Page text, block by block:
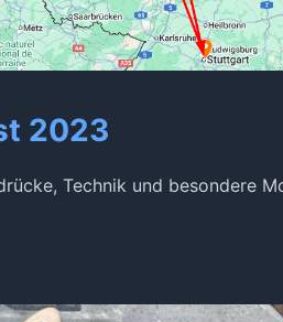
2023
Technik und besondere